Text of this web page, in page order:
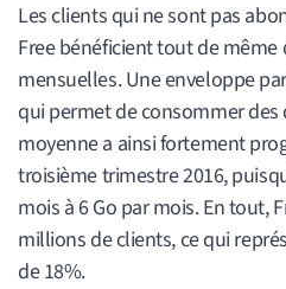
Les clients qui ne sont pas
Free bénéficient tout de même
mensuelles. Une enveloppe
qui permet de consommer des
moyenne a ainsi fortement
troisième trimestre 2016,
mois à 6 Go par mois. En tout,
millions de clients, ce qui
de 18%.